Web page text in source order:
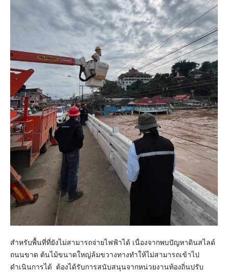
สำหรับพื้นที่ที่ยังไม่สามารถจ่ายไฟฟ้าได้ เนื่องจากพบปัญหาดินสไลด์
ถนนขาด ต้นไม้ขนาดใหญ่ล้มขวางทางทำให้ไม่สามารถเข้าไป
ดำเนินการได้ ต้องได้รับการสนับสนุนจากหน่วยงานท้องถิ่นปรับ